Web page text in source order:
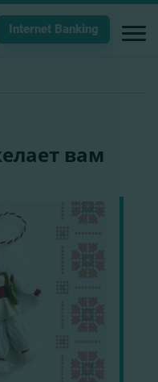
Internet Banking
вам